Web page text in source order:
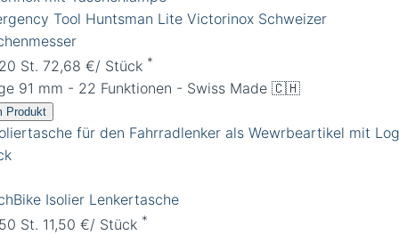
Tool Huntsman Lite Victorinox Schweizer
St. 72,68 €/ Stück *
91 mm - 22 Funktionen - Swiss Made 🇨🇭
Produkt
Isolier Lenkertasche
St. 11,50 €/ Stück *